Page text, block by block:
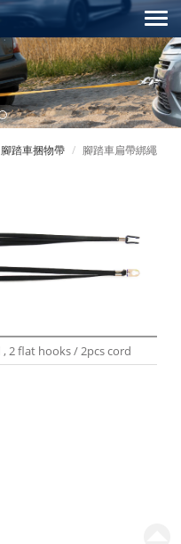
腳踏車捆物帶 腳踏車扁帶綁繩
, 2 flat hooks / 2pcs cord